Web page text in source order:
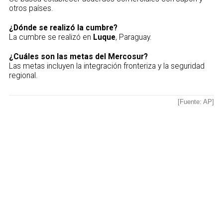
otros países.
¿Dónde se realizó la cumbre?
La cumbre se realizó en Luque, Paraguay.
¿Cuáles son las metas del Mercosur?
Las metas incluyen la integración fronteriza y la seguridad
regional.
[Fuente: AP]